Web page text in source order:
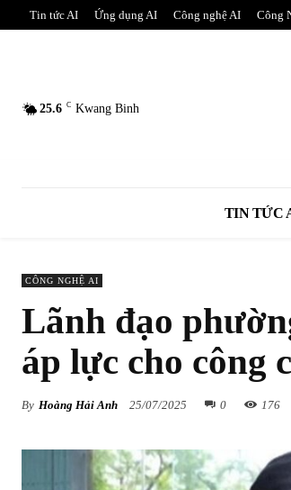
Tin tức AI Ứng dụng AI Công nghệ AI Công
25.6 C Kwang Binh
TIN TỨC
CÔNG NGHỆ AI
Lãnh đạo
áp lực cho công
By Hoàng Hải Anh 25/07/2025 0 176